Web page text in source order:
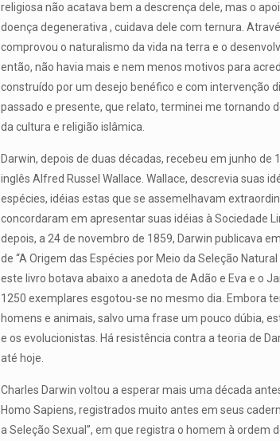
religiosa não acatava bem a descrença dele, mas o
doença degenerativa , cuidava dele com ternura.
comprovou o naturalismo da vida na terra e o
então, não havia mais e nem menos motivos para
construído por um desejo benéfico e com intervenção
passado e presente, que relato, terminei me tornando
da cultura e religião islâmica.
Darwin, depois de duas décadas, recebeu em junho
inglês Alfred Russel Wallace. Wallace, descrevia suas
espécies, idéias estas que se assemelhavam
concordaram em apresentar suas idéias à Sociedade
depois, a 24 de novembro de 1859, Darwin publicava
de “A Origem das Espécies por Meio da Seleção
este livro botava abaixo a anedota de Adão e Eva e o
1250 exemplares esgotou-se no mesmo dia. Embora
homens e animais, salvo uma frase um pouco dúbia,
e os evolucionistas. Há resistência contra a teoria de
até hoje.
Charles Darwin voltou a esperar mais uma década
Homo Sapiens, registrados muito antes em seus
a Seleção Sexual”, em que registra o homem à